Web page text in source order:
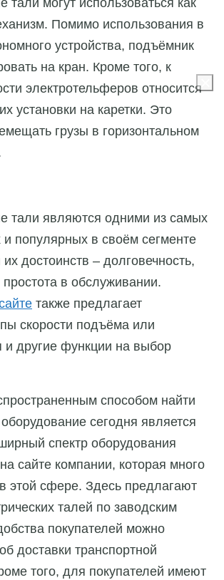
тали могут использоваться как
Помимо использования в
устройства, подъёмник
на кран. Кроме того, к
электротельферов относится
установки на каретки. Это
грузы в горизонтальном
тали являются одними из самых
популярных в своём сегменте
достоинств – долговечность,
в обслуживании.
также предлагает
скорости подъёма или
другие функции на выбор
способом найти
сегодня является
спектр оборудования
сайте компании, которая много
этой сфере. Здесь предлагают
талей по заводским
покупателей можно
доставки транспортной
того, для покупателей имеют